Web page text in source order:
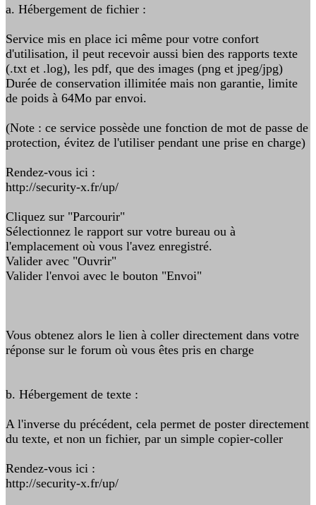
a. Hébergement de fichier :
Service mis en place ici même pour votre confort
d'utilisation, il peut recevoir aussi bien des rapports texte
(.txt et .log), les pdf, que des images (png et jpeg/jpg)
Durée de conservation illimitée mais non garantie, limite
de poids à 64Mo par envoi.
(Note : ce service possède une fonction de mot de passe de
protection, évitez de l'utiliser pendant une prise en charge)
Rendez-vous ici :
http://security-x.fr/up/
Cliquez sur "Parcourir"
Sélectionnez le rapport sur votre bureau ou à
l'emplacement où vous l'avez enregistré.
Valider avec "Ouvrir"
Valider l'envoi avec le bouton "Envoi"
Vous obtenez alors le lien à coller directement dans votre
réponse sur le forum où vous êtes pris en charge
b. Hébergement de texte :
A l'inverse du précédent, cela permet de poster directement
du texte, et non un fichier, par un simple copier-coller
Rendez-vous ici :
http://security-x.fr/up/